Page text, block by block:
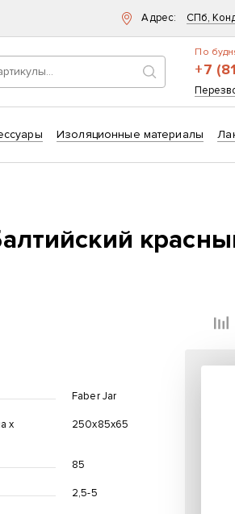
Адрес: СПб,
Поиск
По
+7
Изоляционные материалы
Faber Jar
x
250х85х65
85
2,5-5